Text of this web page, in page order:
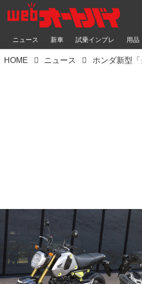
ニュース 新車 試乗インプレ 用品
HOME ニュース